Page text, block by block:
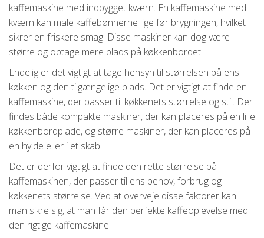
kaffemaskine med indbygget kværn. En kaffemaskine med
kværn kan male kaffebønnerne lige før brygningen, hvilket
sikrer en friskere smag. Disse maskiner kan dog være
større og optage mere plads på køkkenbordet.
Endelig er det vigtigt at tage hensyn til størrelsen på ens
køkken og den tilgængelige plads. Det er vigtigt at finde en
kaffemaskine, der passer til køkkenets størrelse og stil. Der
findes både kompakte maskiner, der kan placeres på en lille
køkkenbordplade, og større maskiner, der kan placeres på
en hylde eller i et skab.
Det er derfor vigtigt at finde den rette størrelse på
kaffemaskinen, der passer til ens behov, forbrug og
køkkenets størrelse. Ved at overveje disse faktorer kan
man sikre sig, at man får den perfekte kaffeoplevelse med
den rigtige kaffemaskine.